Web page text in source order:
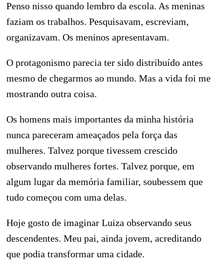
Penso nisso quando lembro da escola. As meninas
faziam os trabalhos. Pesquisavam, escreviam,
organizavam. Os meninos apresentavam.
O protagonismo parecia ter sido distribuído antes
mesmo de chegarmos ao mundo. Mas a vida foi me
mostrando outra coisa.
Os homens mais importantes da minha história
nunca pareceram ameaçados pela força das
mulheres. Talvez porque tivessem crescido
observando mulheres fortes. Talvez porque, em
algum lugar da memória familiar, soubessem que
tudo começou com uma delas.
Hoje gosto de imaginar Luiza observando seus
descendentes. Meu pai, ainda jovem, acreditando
que podia transformar uma cidade.